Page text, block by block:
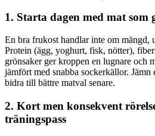
1. Starta dagen med mat som
En bra frukost handlar inte om mängd,
Protein (ägg, yoghurt, fisk, nötter),
grönsaker ger kroppen en lugnare och
jämfört med snabba socker­källor. Jämn
bidra till bättre matval senare.
2. Kort men konsekvent
träningspass